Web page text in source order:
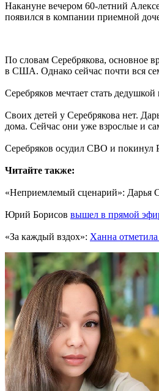
Накануне вечером 60-летний
появился в компании приемной
По словам Серебрякова, основное
в США. Однако сейчас почти вся
Серебряков мечтает стать
Своих детей у Серебрякова нет.
дома. Сейчас они уже взрослые и
Серебряков осудил СВО и покинул
Читайте также:
«Неприемлемый сценарий»: Дарья
Юрий Борисов вышел в прямой
«За каждый вздох»: Ханна отметила